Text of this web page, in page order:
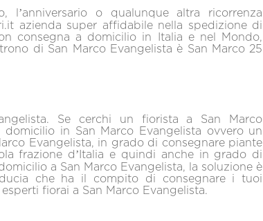
l’anniversario o qualunque altra ricorrenza
azienda super affidabile nella spedizione di
consegna a domicilio in Italia e nel Mondo,
di San Marco Evangelista è San Marco 25
Se cerchi un fiorista a San Marco
in San Marco Evangelista ovvero un
Evangelista, in grado di consegnare piante
frazione d’Italia e quindi anche in grado di
a San Marco Evangelista, la soluzione è
che ha il compito di consegnare i tuoi
fiorai a San Marco Evangelista.